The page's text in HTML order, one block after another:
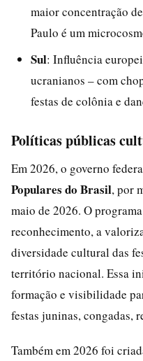
maior concentração
Paulo é um
Sul: Influência
ucranianos – com
festas de colônia e
Políticas públicas
Em 2026, o governo
Populares do Brasil, por
maio de 2026. O
reconhecimento, a
diversidade cultural das
território nacional. Essa
formação e visibilidade
festas juninas, congadas,
Também em 2026 foi